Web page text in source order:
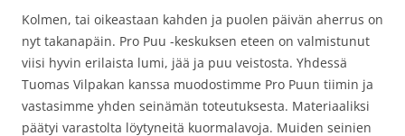
Kolmen, tai oikeastaan kahden ja puolen päivän aherrus on
nyt takanapäin. Pro Puu -keskuksen eteen on valmistunut
viisi hyvin erilaista lumi, jää ja puu veistosta. Yhdessä
Tuomas Vilpakan kanssa muodostimme Pro Puun tiimin ja
vastasimme yhden seinämän toteutuksesta. Materiaaliksi
päätyi varastolta löytyneitä kuormalavoja. Muiden seinien